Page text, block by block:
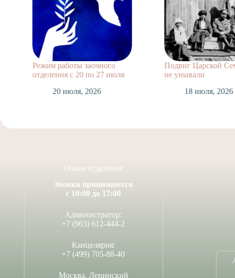
Режим работы заочного
отделения с 20 по 27 июля
20 июля, 2026
Подвиг Царской
не унывали
18 июля, 2026
Очное отделение
Звонки принимаются
с 10:00 до 17:00
Администратор:
+7 (963) 612-444-2
Канцелярия:
+7 (499) 705-88-40
Москва, Ленинский